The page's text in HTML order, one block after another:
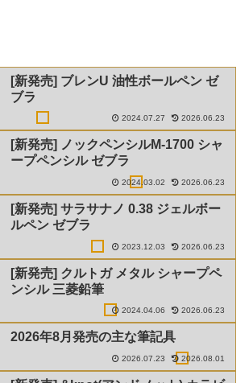
[新発売] ブレンU 油性ボールペン ゼ
ブラ
2024.07.27 2026.06.23
[新発売] ノックペンシルM-1700 シャ
ープペンシル ゼブラ
2024.03.02 2026.06.23
[新発売] サラサナノ 0.38 ジェルボー
ルペン ゼブラ
2023.12.03 2026.06.23
[新発売] クルトガ メタル シャープペ
ンシル 三菱鉛筆
2024.04.06 2026.06.23
2026年8月発売の主な筆記具
2026.07.23 2026.08.01